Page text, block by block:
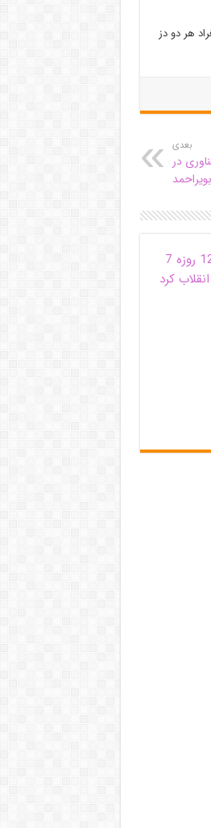
نیمی از این افراد هر دو دز
بعدی
در
استان البرز در جنگ 12 روزه 7
کرد